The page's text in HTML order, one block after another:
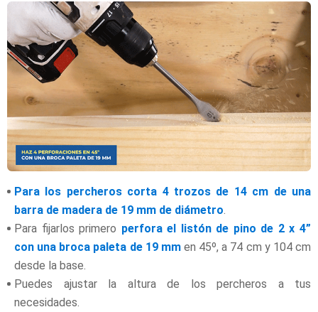
Para los percheros corta 4 trozos de 14 cm de una
barra de madera de 19 mm de diámetro.
Para fijarlos primero perfora el listón de pino de 2 x 4”
con una broca paleta de 19 mmen 45º, a 74 cm y 104 cm
desde la base.
Puedes ajustar la altura de los percheros a tus
necesidades.